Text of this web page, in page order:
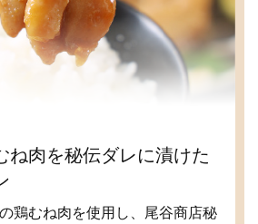
ね肉を秘伝ダレに漬けた
鶏むね肉を使用し、尾谷商店秘